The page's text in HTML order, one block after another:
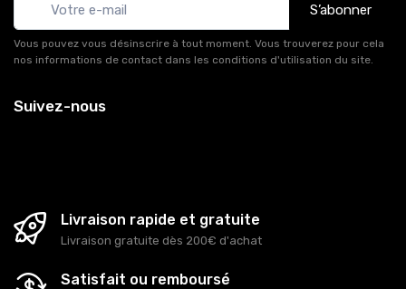
S’abonner
Vous pouvez vous désinscrire à tout moment. Vous trouverez pour cela
nos informations de contact dans les conditions d'utilisation du site.
Suivez-nous
Livraison rapide et gratuite
Livraison gratuite dès 200€ d'achat
Satisfait ou remboursé